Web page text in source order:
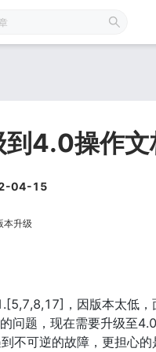
4.0操作文
04-15
本升级
，因版本太低，
问题，现在需要升级至
不可逆的故障，更担心